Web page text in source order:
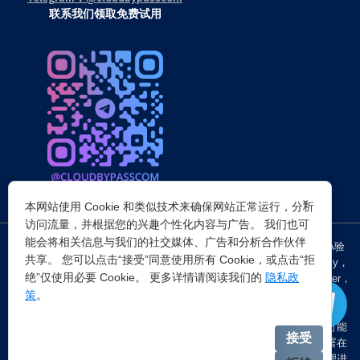
联系我们领取免费试用
突破所有反Anti-bot机器人检查，轻松绕过cloudflare验证、CAPTCHA验
证，WAF，CC防护和Cloudflare爬虫验证，并提供了HTTP API和Proxy，
包括接口地址、请求参数、返回处理；以及 Cloudflare反爬虫设置Referer，
，在中国大陆IP环境下直连时可能
会出现不稳定的情况，但您可以通过以下两种方式解决：一是将其部署在
×
本网站使用 Cookie 和类似技术来确保网站正常运行，分析
访问流量，并根据您的兴趣个性化内容与广告。 我们也可
能会将相关信息与我们的社交媒体、广告和分析合作伙伴
共享。 您可以点击“接受”同意使用所有 Cookie，或点击“拒
绝”仅使用必要 Cookie。 更多详情请阅读我们的 隐私政
策。
接受